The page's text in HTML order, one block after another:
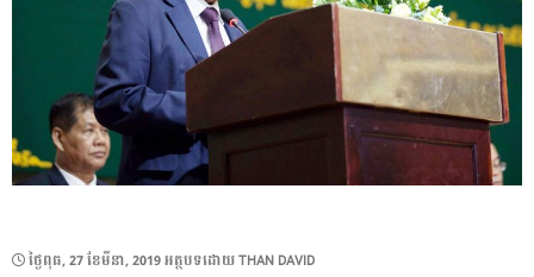
POSTED
ថ្ងៃ​ពុធ, 27 ខែ​មីនា, 2019អត្ថបទដោយTHAN DAVID